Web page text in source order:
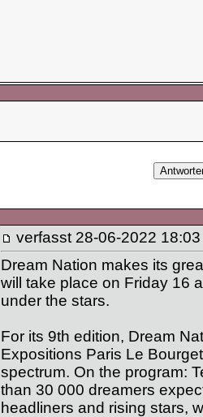
verfasst 28-06-2022 18:03
Dream Nation makes its
will take place on Friday 16
under the stars.
For its 9th edition, Dream
Expositions Paris Le
spectrum. On the program:
than 30 000 dreamers
headliners and rising stars,